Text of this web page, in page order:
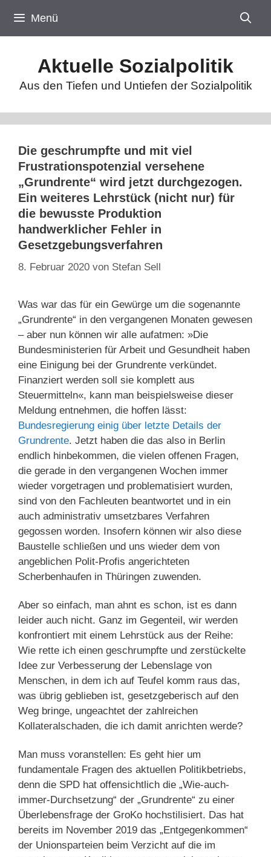
Inhalt
springen
Menü
Aktuelle Sozialpolitik
Aus den Tiefen und Untiefen der Sozialpolitik
Die geschrumpfte und mit viel
Frustrationspotenzial versehene
„Grundrente“ wird jetzt durchgezogen.
Ein weiteres Lehrstück (nicht nur) für
die bewusste Produktion
handwerklicher Fehler in
Gesetzgebungsverfahren
8. Februar 2020 von Stefan Sell
Was war das für ein Gewürge um die sogenannte
„Grundrente“ in den vergangenen Monaten gewesen
– aber nun können wir alle aufatmen: »Die
Bundesministerien für Arbeit und Gesundheit haben
eine Einigung bei der Grundrente verkündet.
Finanziert werden soll sie komplett aus
Steuermitteln«, kann man beispielsweise dieser
Meldung entnehmen, die hoffen lässt:
Bundesregierung einig über letzte Details der
Grundrente. Jetzt haben die das also in Berlin
endlich hinbekommen, die vielen offenen Fragen,
die gerade in den vergangenen Wochen immer
wieder vorgetragen und problematisiert wurden,
sind von den Fachleuten beantwortet und in ein
auch administrativ umsetzbares Verfahren
gegossen worden. Insofern können wir also diese
Baustelle schließen und uns wieder dem von
angeblichen Polit-Profis angerichteten
Scherbenhaufen in Thüringen zuwenden.
Aber so einfach, man ahnt es schon, ist es dann
leider auch nicht. Ganz im Gegenteil, wir werden
konfrontiert mit einem Lehrstück aus der Reihe:
Wie rette ich einen geschrumpfte und zerstückelte
Idee zur Verbesserung der Lebenslage von
Menschen, in dem ich auf Teufel komm raus das,
was übrig geblieben ist, gesetzgeberisch auf den
Weg bringe, ungeachtet der zahlreichen
Kollateralschaden, die ich damit anrichten werde?
Man muss voranstellen: Es geht hier um
fundamentale Fragen des aktuellen Politikbetriebs,
denn die SPD hat offensichtlich die „Wie-auch-
immer-Durchsetzung“ der „Grundrente“ zu einer
Überlebensfrage der GroKo hochstilisiert. Das hat
bereits im November 2019 das „Entgegenkommen“
der Unionsparteien beim Verzicht auf die im